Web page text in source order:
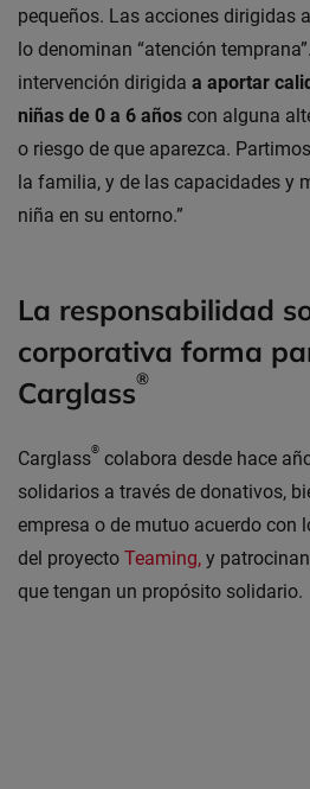
pequeños. Las acciones dirigidas
lo denominan “atención
intervención dirigida a aportar
niñas de 0 a 6 años con alguna
o riesgo de que aparezca.
la familia, y de las capacidades y
niña en su entorno.”
La responsabilidad
corporativa forma
Carglass®
Carglass® colabora desde hace
solidarios a través de donativos,
empresa o de mutuo acuerdo con
del proyecto Teaming, y
que tengan un propósito solidario.